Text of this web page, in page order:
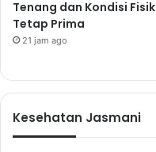
Tenang dan Kondisi Fisik
Tetap Prima
21 jam ago
Kesehatan Jasmani